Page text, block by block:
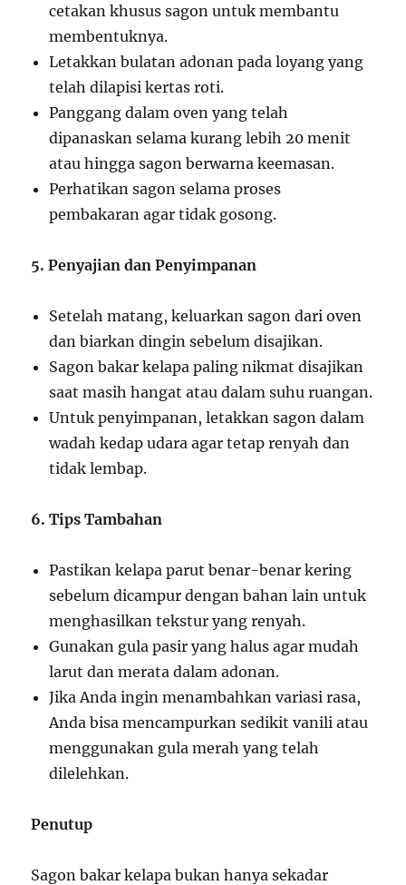
cetakan khusus sagon untuk membantu
membentuknya.
Letakkan bulatan adonan pada loyang yang
telah dilapisi kertas roti.
Panggang dalam oven yang telah
dipanaskan selama kurang lebih 20 menit
atau hingga sagon berwarna keemasan.
Perhatikan sagon selama proses
pembakaran agar tidak gosong.
5. Penyajian dan Penyimpanan
Setelah matang, keluarkan sagon dari oven
dan biarkan dingin sebelum disajikan.
Sagon bakar kelapa paling nikmat disajikan
saat masih hangat atau dalam suhu ruangan.
Untuk penyimpanan, letakkan sagon dalam
wadah kedap udara agar tetap renyah dan
tidak lembap.
6. Tips Tambahan
Pastikan kelapa parut benar-benar kering
sebelum dicampur dengan bahan lain untuk
menghasilkan tekstur yang renyah.
Gunakan gula pasir yang halus agar mudah
larut dan merata dalam adonan.
Jika Anda ingin menambahkan variasi rasa,
Anda bisa mencampurkan sedikit vanili atau
menggunakan gula merah yang telah
dilelehkan.
Penutup
Sagon bakar kelapa bukan hanya sekadar